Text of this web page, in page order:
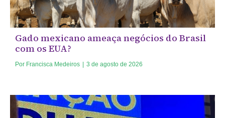
Gado mexicano ameaça negócios do Brasil
com os EUA?
Por Francisca Medeiros 3 de agosto de 2026